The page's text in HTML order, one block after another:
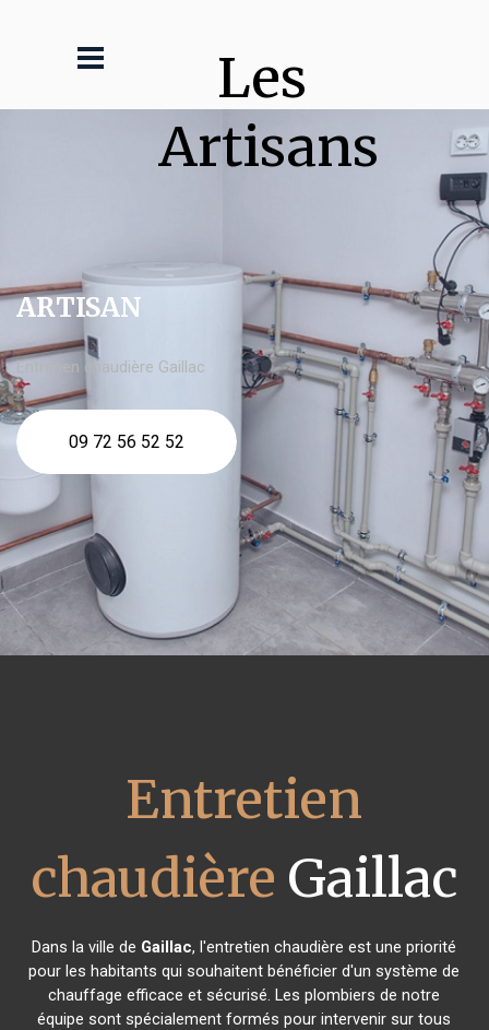
Les
Artisans
ARTISAN
Entretien chaudière Gaillac
09 72 56 52 52
Entretien
chaudière Gaillac
Dans la ville de Gaillac, l'entretien chaudière est une priorité
pour les habitants qui souhaitent bénéficier d'un système de
chauffage efficace et sécurisé. Les plombiers de notre
équipe sont spécialement formés pour intervenir sur tous